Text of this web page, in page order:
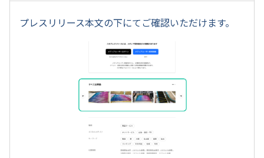
プレスリリース本文の下にてご確認いただけます。